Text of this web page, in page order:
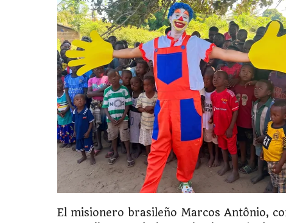
El misionero brasileño Marcos Antônio,